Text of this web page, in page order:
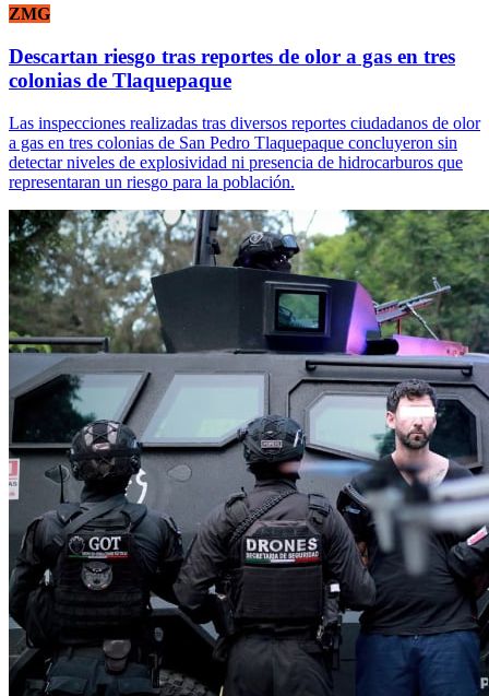
ZMG
Descartan riesgo tras reportes de olor a gas en tres
colonias de Tlaquepaque
Las inspecciones realizadas tras diversos reportes ciudadanos de olor
a gas en tres colonias de San Pedro Tlaquepaque concluyeron sin
detectar niveles de explosividad ni presencia de hidrocarburos que
representaran un riesgo para la población.